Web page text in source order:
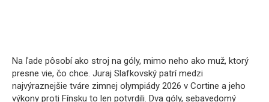
Na ľade pôsobí ako stroj na góly, mimo neho ako muž, ktorý
presne vie, čo chce. Juraj Slafkovský patrí medzi
najvýraznejšie tváre zimnej olympiády 2026 v Cortine a jeho
výkony proti Fínsku to len potvrdili. Dva góly, sebavedomý